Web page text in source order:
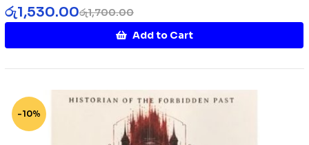
රු1,700.00
රු1,530.00
Add to Cart
-10%